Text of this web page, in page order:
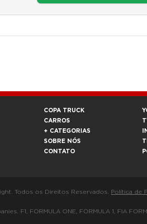
COPA TRUCK
CARROS
+ CATEGORIAS
SOBRE NÓS
CONTATO
Todos os Direitos Reservados. Política de
FORMULA ONE, FORMULA 1, FIA